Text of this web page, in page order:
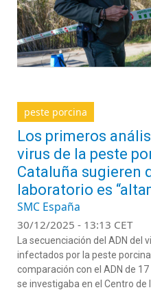
peste porcina
Los primeros
virus de la peste
Cataluña sugieren
laboratorio es
SMC España
30/12/2025 - 13:13 CET
La secuenciación del ADN del
infectados por la peste
comparación con el ADN de 17
se investigaba en el Centro de